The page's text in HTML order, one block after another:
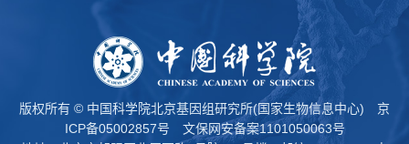
版权所有 © 中国科学院北京基因组研究所(国家生物信息中心) 京
ICP备05002857号
文保网安备案1101050063号